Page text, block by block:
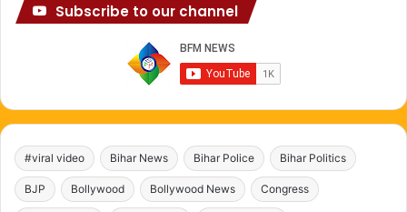
Subscribe to our channel
#viral video Bihar News Bihar Police Bihar Politics
BJP Bollywood Bollywood News Congress